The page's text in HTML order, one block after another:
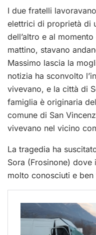
I due fratelli
elettrici di proprietà di
dell’altro e al
mattino, stavano
Massimo lascia la
notizia ha sconvolto
vivevano, e la città di
famiglia è originaria
comune di San
vivevano nel vicino
La tragedia ha
Sora (Frosinone)
molto conosciuti e ben